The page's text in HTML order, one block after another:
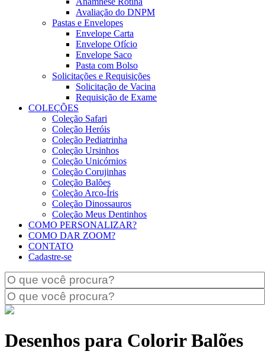
Avaliação do DNPM
Pastas e Envelopes
Envelope Carta
Envelope Ofício
Envelope Saco
Pasta com Bolso
Solicitações e Requisições
Solicitação de Vacina
Requisição de Exame
COLEÇÕES
Coleção Safari
Coleção Heróis
Coleção Pediatrinha
Coleção Ursinhos
Coleção Unicórnios
Coleção Corujinhas
Coleção Balões
Coleção Arco-Íris
Coleção Dinossauros
Coleção Meus Dentinhos
COMO PERSONALIZAR?
COMO DAR ZOOM?
CONTATO
Cadastre-se
Desenhos para Colorir Balões